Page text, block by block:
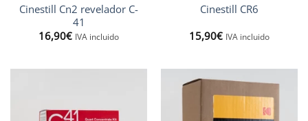
Cinestill Cn2 revelador C-
41
16,90€ IVA incluido
Cinestill CR6
15,90€ IVA incluido